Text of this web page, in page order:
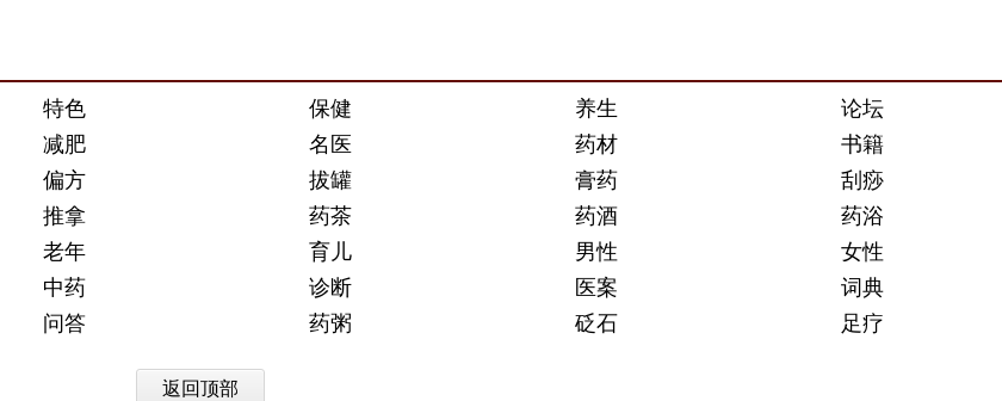
特色 保健 养生
论坛
减肥 名医 药材
书籍
偏方 拔罐 膏药
刮痧
推拿 药茶 药酒
药浴
老年 育儿 男性
女性
中药 诊断 医案
词典
问答 药粥 砭石 足疗
返回顶部